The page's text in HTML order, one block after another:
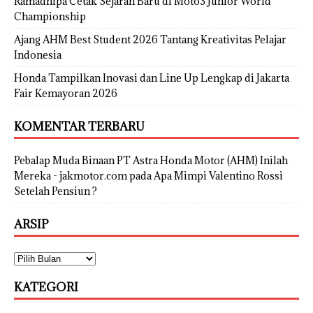
Championship
Ajang AHM Best Student 2026 Tantang Kreativitas Pelajar
Indonesia
Honda Tampilkan Inovasi dan Line Up Lengkap di Jakarta
Fair Kemayoran 2026
KOMENTAR TERBARU
Pebalap Muda Binaan PT Astra Honda Motor (AHM) Inilah
Mereka - jakmotor.compadaApa Mimpi Valentino Rossi
Setelah Pensiun ?
ARSIP
KATEGORI